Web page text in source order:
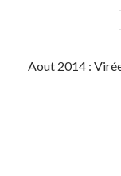
Aout 2014 :